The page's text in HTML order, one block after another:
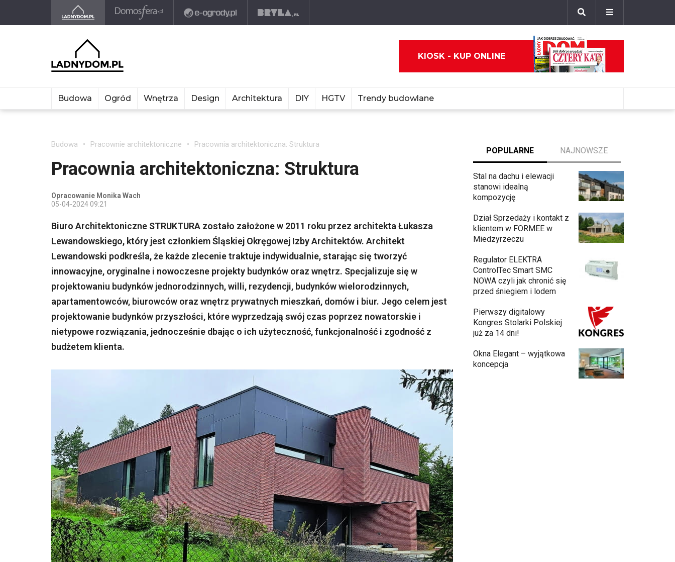
KIOSK - KUP ONLINE
Budowa Ogród Wnętrza Design Architektura DIY HGTV Trendy budowlane
Budowa Pracownie architektoniczne Pracownia architektoniczna: Struktura
Pracownia architektoniczna: Struktura
Opracowanie Monika Wach
05-04-2024 09:21
Biuro Architektoniczne STRUKTURA zostało założone w 2011 roku przez architekta Łukasza
Lewandowskiego, który jest członkiem Śląskiej Okręgowej Izby Architektów. Architekt
Lewandowski podkreśla, że każde zlecenie traktuje indywidualnie, starając się tworzyć
innowacyjne, oryginalne i nowoczesne projekty budynków oraz wnętrz. Specjalizuje się w
projektowaniu budynków jednorodzinnych, willi, rezydencji, budynków wielorodzinnych,
apartamentowców, biurowców oraz wnętrz prywatnych mieszkań, domów i biur. Jego celem jest
projektowanie budynków przyszłości, które wyprzedzają swój czas poprzez nowatorskie i
nietypowe rozwiązania, jednocześnie dbając o ich użyteczność, funkcjonalność i zgodność z
budżetem klienta.
POPULARNE NAJNOWSZE
Stal na dachu i elewacji
stanowi idealną
kompozycję
Dział Sprzedaży i kontakt z
klientem w FORMEE w
Miedzyrzeczu
Regulator ELEKTRA
ControlTec Smart SMC
NOWA czyli jak chronić się
przed śniegiem i lodem
Pierwszy digitalowy
Kongres Stolarki Polskiej
już za 14 dni!
Okna Elegant – wyjątkowa
koncepcja